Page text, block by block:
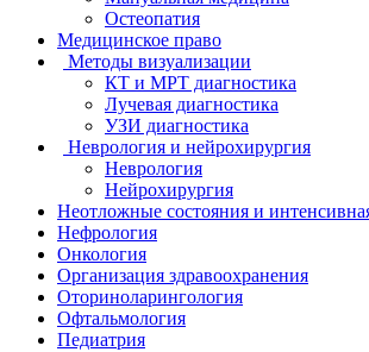
Остеопатия
Медицинское право
Методы визуализации
КТ и МРТ диагностика
Лучевая диагностика
УЗИ диагностика
Неврология и нейрохирургия
Неврология
Нейрохирургия
Неотложные состояния и
Нефрология
Онкология
Организация здравоохранения
Оториноларингология
Офтальмология
Педиатрия